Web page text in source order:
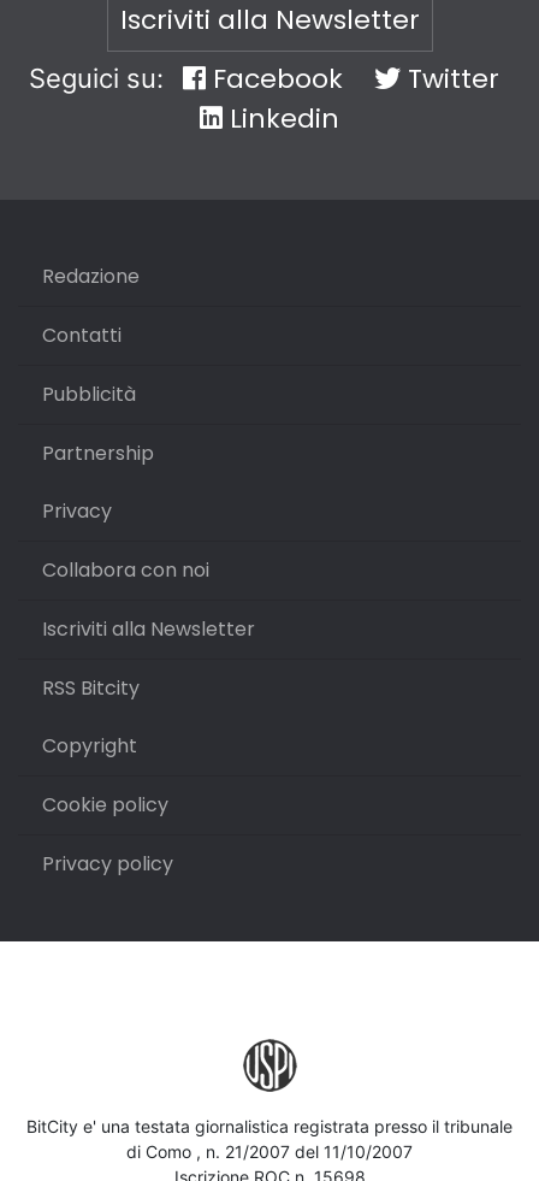
Iscriviti alla Newsletter
Seguici su: Facebook
Twitter
Linkedin
Redazione
Contatti
Pubblicità
Partnership
Privacy
Collabora con noi
Iscriviti alla Newsletter
RSS Bitcity
Copyright
Cookie policy
Privacy policy
BitCity e' una testata giornalistica registrata presso il tribunale
di Como , n. 21/2007 del 11/10/2007
Iscrizione ROC n. 15698